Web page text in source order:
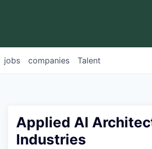
jobs companies Talent
Applied AI
Industries